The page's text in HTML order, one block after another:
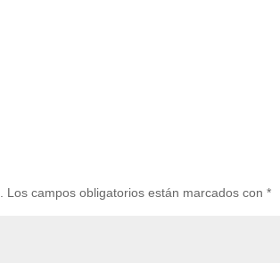
Los campos obligatorios están marcados con*